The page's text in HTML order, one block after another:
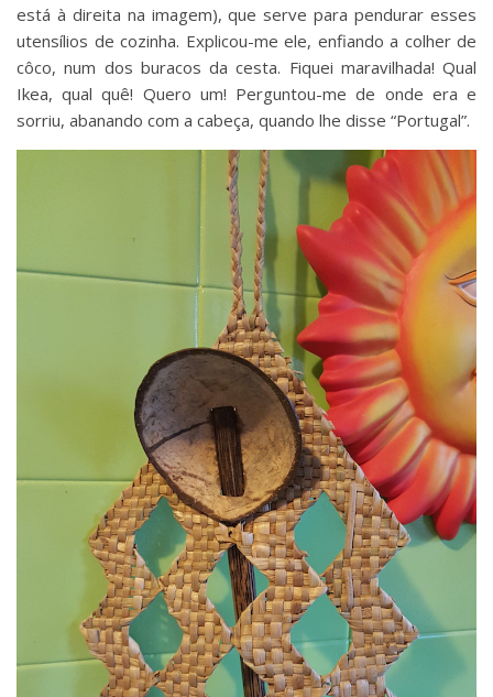
está à direita na imagem), que serve para pendurar esses
utensílios de cozinha. Explicou-me ele, enfiando a colher de
côco, num dos buracos da cesta. Fiquei maravilhada! Qual
Ikea, qual quê! Quero um! Perguntou-me de onde era e
sorriu, abanando com a cabeça, quando lhe disse “Portugal”.